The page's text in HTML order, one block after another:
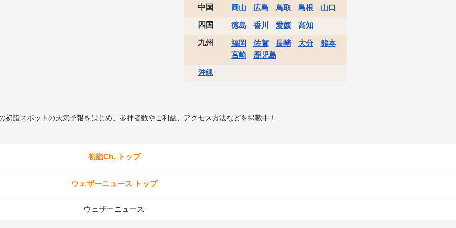
中国
岡山 広島 鳥取 島根
山口
四国
徳島 香川 愛媛
高知
九州
福岡 佐賀 長崎 大分
熊本
宮崎
鹿児島
沖縄
初詣スポットの天気予報をはじめ、参拝者数やご利益、アクセス方法などを掲載中！
初詣Ch. トップ
ウェザーニュース トップ
ウェザーニュース